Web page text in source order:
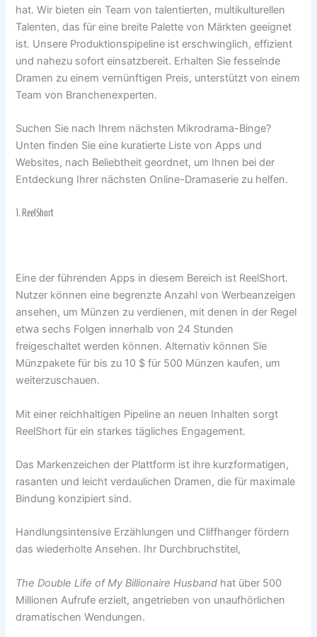
hat. Wir bieten ein Team von talentierten, multikulturellen
Talenten, das für eine breite Palette von Märkten geeignet
ist. Unsere Produktionspipeline ist erschwinglich, effizient
und nahezu sofort einsatzbereit. Erhalten Sie fesselnde
Dramen zu einem vernünftigen Preis, unterstützt von einem
Team von Branchenexperten.
Suchen Sie nach Ihrem nächsten Mikrodrama-Binge?
Unten finden Sie eine kuratierte Liste von Apps und
Websites, nach Beliebtheit geordnet, um Ihnen bei der
Entdeckung Ihrer nächsten Online-Dramaserie zu helfen.
1. ReelShort
Eine der führenden Apps in diesem Bereich ist ReelShort.
Nutzer können eine begrenzte Anzahl von Werbeanzeigen
ansehen, um Münzen zu verdienen, mit denen in der Regel
etwa sechs Folgen innerhalb von 24 Stunden
freigeschaltet werden können. Alternativ können Sie
Münzpakete für bis zu 10 $ für 500 Münzen kaufen, um
weiterzuschauen.
Mit einer reichhaltigen Pipeline an neuen Inhalten sorgt
ReelShort für ein starkes tägliches Engagement.
Das Markenzeichen der Plattform ist ihre kurzformatigen,
rasanten und leicht verdaulichen Dramen, die für maximale
Bindung konzipiert sind.
Handlungsintensive Erzählungen und Cliffhanger fördern
das wiederholte Ansehen. Ihr Durchbruchstitel,
The Double Life of My Billionaire Husband hat über 500
Millionen Aufrufe erzielt, angetrieben von unaufhörlichen
dramatischen Wendungen.